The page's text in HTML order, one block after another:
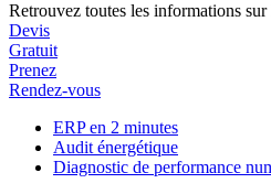
Retrouvez toutes les informations
Devis
Gratuit
Prenez
Rendez-vous
ERP en 2 minutes
Audit énergétique
Diagnostic de performance